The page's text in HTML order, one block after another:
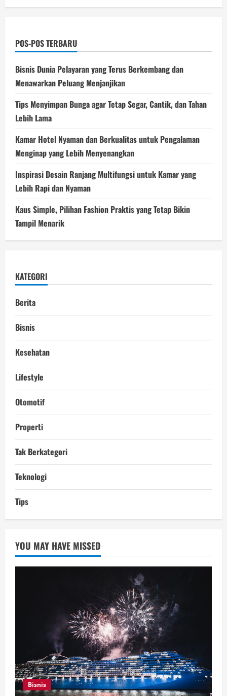
Rumah
POS-POS TERBARU
Bisnis Dunia Pelayaran yang Terus Berkembang dan
Menawarkan Peluang Menjanjikan
Tips Menyimpan Bunga agar Tetap Segar, Cantik, dan Tahan
Lebih Lama
Kamar Hotel Nyaman dan Berkualitas untuk Pengalaman
Menginap yang Lebih Menyenangkan
Inspirasi Desain Ranjang Multifungsi untuk Kamar yang
Lebih Rapi dan Nyaman
Kaus Simple, Pilihan Fashion Praktis yang Tetap Bikin
Tampil Menarik
KATEGORI
Berita
Bisnis
Kesehatan
Lifestyle
Otomotif
Properti
Tak Berkategori
Teknologi
Tips
YOU MAY HAVE MISSED
Bisnis